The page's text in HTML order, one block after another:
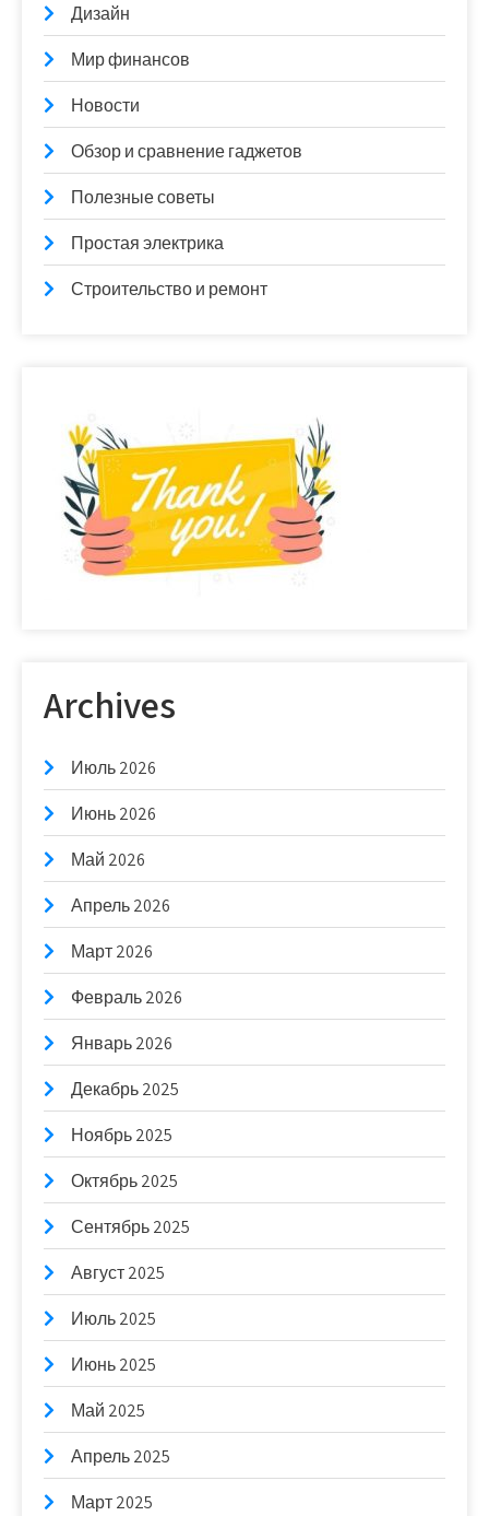
Дизайн
Мир финансов
Новости
Обзор и сравнение гаджетов
Полезные советы
Простая электрика
Строительство и ремонт
Archives
Июль 2026
Июнь 2026
Май 2026
Апрель 2026
Март 2026
Февраль 2026
Январь 2026
Декабрь 2025
Ноябрь 2025
Октябрь 2025
Сентябрь 2025
Август 2025
Июль 2025
Июнь 2025
Май 2025
Апрель 2025
Март 2025